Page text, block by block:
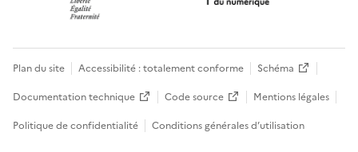
Plan du site Accessibilité : totalement conforme
Schéma
Documentation technique
Code source
Mentions légales
Politique de confidentialité
Conditions générales d’utilisation